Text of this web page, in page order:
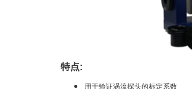
特点:
用于验证涡流探头的标定系数